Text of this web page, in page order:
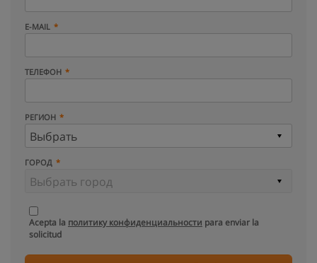
E-MAIL
ТЕЛЕФОН
РЕГИОН
ГОРОД
Acepta la политику конфиденциальности para enviar la
solicitud